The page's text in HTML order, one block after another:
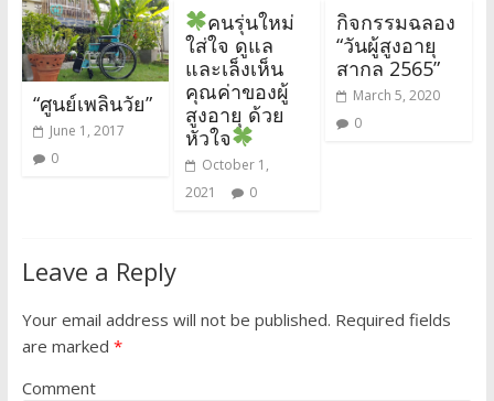
“ศูนย์เพลินวัย”
June 1, 2017
0
คนรุ่นใหม่
ใส่ใจ ดูแล
และเล็งเห็น
คุณค่าของผู้
สูงอายุ ด้วย
หัวใจ
October 1,
2021
0
กิจกรรมฉลอง
“วันผู้สูงอายุ
สากล 2565”
March 5, 2020
0
Leave a Reply
Your email address will not be published. Required fields
are marked *
Comment